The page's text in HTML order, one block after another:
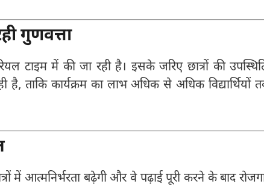
गुणवत्ता
टाइम में की जा रही है। इसके जरिए छात्रों की
है, ताकि कार्यक्रम का लाभ अधिक से अधिक विद्यार्थियों
में आत्मनिर्भरता बढ़ेगी और वे पढ़ाई पूरी करने के बाद